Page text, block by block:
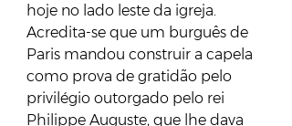
hoje no lado leste da igreja.
Acredita-se que um burguês de
Paris mandou construir a capela
como prova de gratidão pelo
privilégio outorgado pelo rei
Philippe Auguste, que lhe dava